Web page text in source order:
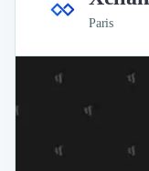
Paris